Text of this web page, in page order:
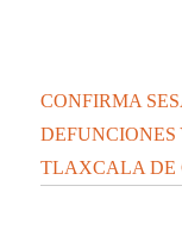
CONFIRMA
DEFUNCIONES
TLAXCALA DE